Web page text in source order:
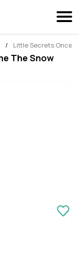
/ Little Secrets Once
The Snow